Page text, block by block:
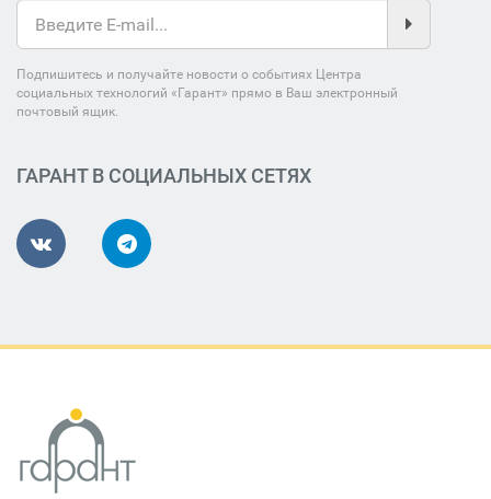
Подпишитесь и получайте новости о событиях Центра
социальных технологий «Гарант» прямо в Ваш электронный
почтовый ящик.
ГАРАНТ В СОЦИАЛЬНЫХ СЕТЯХ